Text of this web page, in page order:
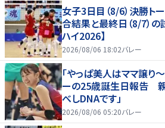
女子3日目（8/6）決勝ト
合結果と最終日（8/7）
ハイ2026】
2026/08/06 18:02バレー
「やっぱ美人はママ譲り
ーの25歳誕生日報告 親
べしDNAです」
2026/08/06 05:20バレー